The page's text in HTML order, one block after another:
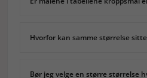
Hvorfor kan samme størrelse
Bør jeg velge en større størrelse